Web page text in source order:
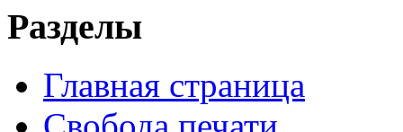
Разделы
Главная страница